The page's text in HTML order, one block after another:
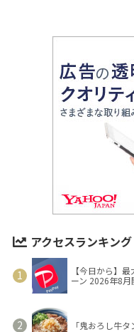
アクセスランキング
【今日から】
ーン 2026年8月
「鬼おろし牛